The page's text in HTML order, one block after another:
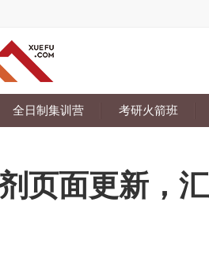
全日制集训营 考研火箭班
页面更新，